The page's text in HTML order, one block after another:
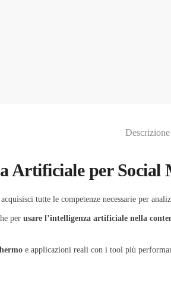
Descrizione
Artificiale per Social
acquisisci tutte le competenze necessarie per
perusare l’intelligenza artificiale nella
e applicazioni reali con i tool più